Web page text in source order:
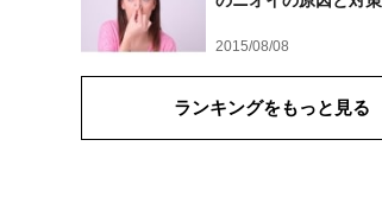
2015/08/08
ランキングをもっと見る